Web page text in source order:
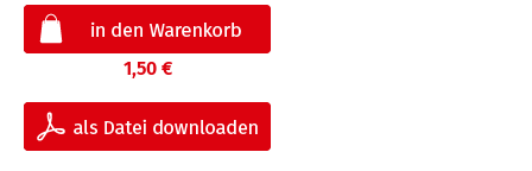
1,50 €